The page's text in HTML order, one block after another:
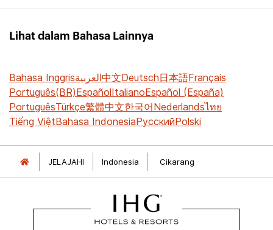
Lihat dalam Bahasa Lainnya
Bahasa Inggrisالعربية中文Deutsch日本語Français
Português(BR)EspañolItalianoEspañol (España)
PortuguêsTürkçe繁體中文한국어Nederlandsไทย
Tiếng ViệtBahasa IndonesiaРусскийPolski
JELAJAHI Indonesia Cikarang